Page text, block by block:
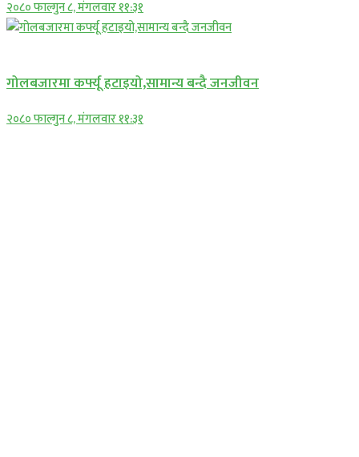
२०८० फाल्गुन ८, मंगलवार ११:३१
गोलबजारमा कर्फ्यू हटाइयो,सामान्य बन्दै जनजीवन
२०८० फाल्गुन ८, मंगलवार ११:३१